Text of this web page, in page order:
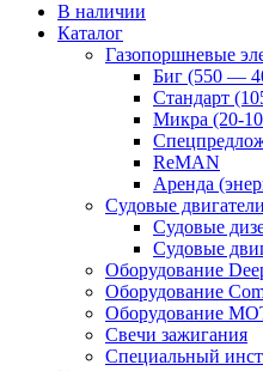
В наличии
Каталог
Газопоршневые
Биг (550 —
Стандарт
Микра (20-
ReMAN
Аренда
Судовые
Судовые
Судовые
Оборудование
Оборудование
Оборудование
Свечи зажигания
Специальный